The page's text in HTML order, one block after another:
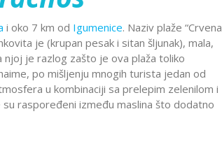
Banje Srbije
Provansa
Rejkjavik
Temišvar
Sankt
Petersburg
i oko 7 km od Igumenice. Naziv plaže “Crvena
je (krupan pesak i sitan šljunak), mala,
je razlog zašto je ova plaža toliko
po mišljenju mnogih turista jedan od
u kombinaciji sa prelepim zelenilom i
raspoređeni između maslina što dodatno